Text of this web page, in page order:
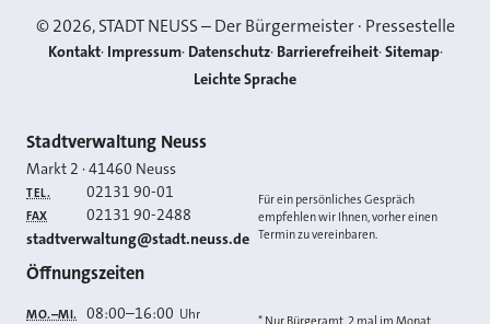
©2026, STADT NEUSS – Der Bürgermeister · Pressestelle
Kontakt Impressum Datenschutz Barrierefreiheit Sitemap
Leichte Sprache
Kontakt
Stadtverwaltung Neuss
Markt 2 ·41460 Neuss
TEL. 02131 90-01
FAX 02131 90-2488
E-MAIL
stadtverwaltung@stadt.neuss.de
Für ein persönliches Gespräch
empfehlen wir Ihnen, vorher einen
Termin zu vereinbaren.
Öffnungszeiten
MO.–MI. 08:00–16:00 Uhr